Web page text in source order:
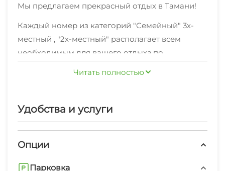
Мы предлагаем прекрасный отдых в Тамани!
Каждый номер из категорий "Семейный" 3х-
местный , "2х-местный" располагает всем
необходимым для вашего отдыха,по
магазин.
У нас быстрый интернет. Уборка проводится по
расписанию.
Также, для вас предоставляются
Читать полностью
Удобства и услуги
Опции
Парковка